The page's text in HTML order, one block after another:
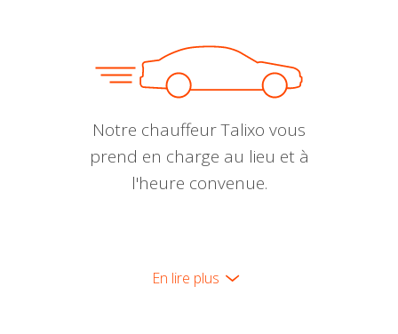
Notre chauffeur Talixo vous
prend en charge au lieu et à
l'heure convenue.
En lire plus